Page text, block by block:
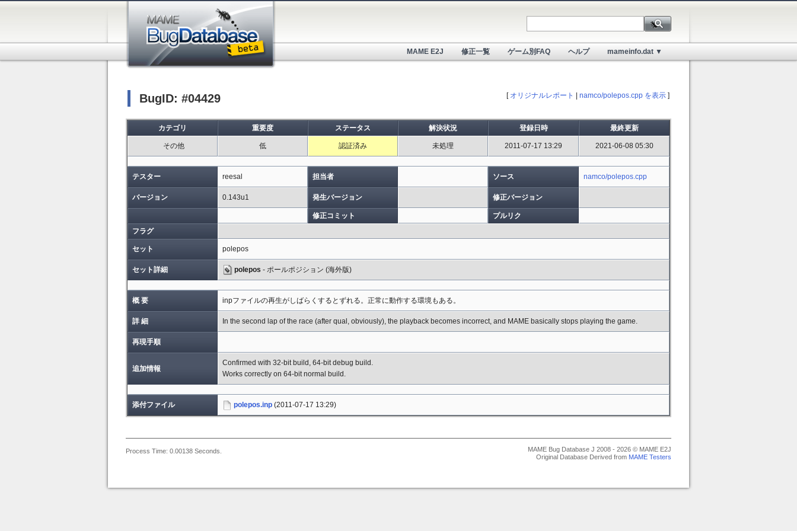
MAME E2J 修正一覧 ゲーム別FAQ ヘルプ mameinfo.dat ▼
[ オリジナルレポート namco/polepos.cpp を表示 ]
BugID: #04429
カテゴリ 重要度 ステータス 解決状況 登録日時 最終更新
その他 低 認証済み 未処理 2011-07-17 13:29 2021-06-08 05:30
テスター reesal 担当者 ソース namco/polepos.cpp
バージョン 0.143u1 発生バージョン 修正バージョン
修正コミット
プルリク
フラグ
セット polepos
セット詳細 polepos - ポールポジション (海外版)
概 要 inpファイルの再生がしばらくするとずれる。正常に動作する環境もある。
詳 細 In the second lap of the race (after qual, obviously), the playback becomes incorrect, and MAME basically stops playing the game.
再現手順
追加情報
Confirmed with 32-bit build, 64-bit debug build.
Works correctly on 64-bit normal build.
添付ファイル polepos.inp (2011-07-17 13:29)
MAME Bug Database J 2008 - 2026 © MAME E2J
Original Database Derived from MAME Testers
Process Time: 0.00138 Seconds.